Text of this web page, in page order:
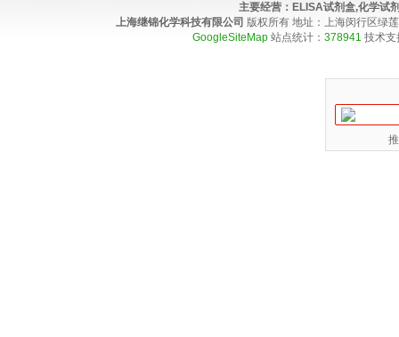
主要经营： ELISA试剂盒,化学试
上海继锦化学科技有限公司 版权所有 地址：上海闵行区绿
GoogleSiteMap 站点统计： 378941 技术支